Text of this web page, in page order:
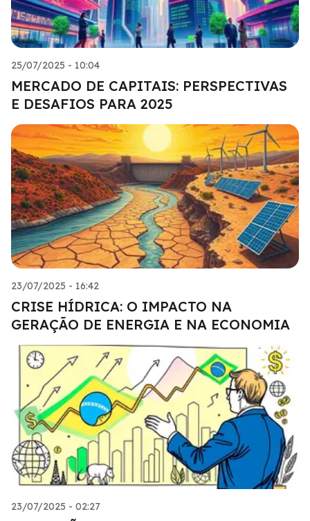
25/07/2025 - 10:04
MERCADO DE CAPITAIS: PERSPECTIVAS
E DESAFIOS PARA 2025
23/07/2025 - 16:42
CRISE HÍDRICA: O IMPACTO NA
GERAÇÃO DE ENERGIA E NA ECONOMIA
23/07/2025 - 02:27